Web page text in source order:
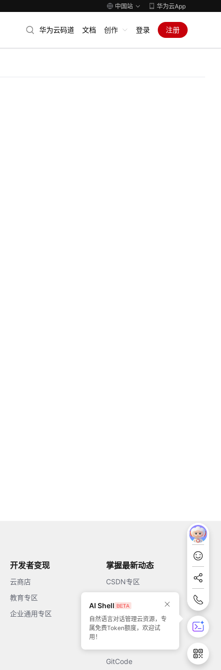
中国站 华为云App
华为云码道 文档 创作 登录 注册
开发者变现
云商店
教育专区
企业通用专区
掌握最新动态
CSDN专区
51CTO
GitCode
AI Shell
自然语言对话管理云资源，专
属免费Token额度，欢迎试
用！